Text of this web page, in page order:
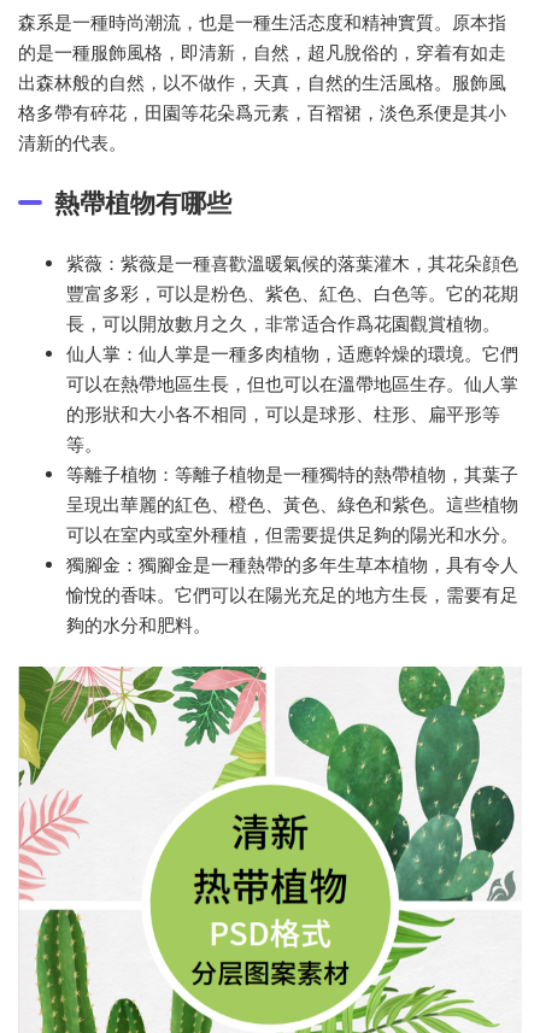
森系是一種時尚潮流，也是一種生活态度和精神實質。原本指
的是一種服飾風格，即清新，自然，超凡脫俗的，穿着有如走
出森林般的自然，以不做作，天真，自然的生活風格。服飾風
格多帶有碎花，田園等花朵爲元素，百褶裙，淡色系便是其小
清新的代表。
熱帶植物有哪些
紫薇：紫薇是一種喜歡溫暖氣候的落葉灌木，其花朵顔色
豐富多彩，可以是粉色、紫色、紅色、白色等。它的花期
長，可以開放數月之久，非常适合作爲花園觀賞植物。
仙人掌：仙人掌是一種多肉植物，适應幹燥的環境。它們
可以在熱帶地區生長，但也可以在溫帶地區生存。仙人掌
的形狀和大小各不相同，可以是球形、柱形、扁平形等
等。
等離子植物：等離子植物是一種獨特的熱帶植物，其葉子
呈現出華麗的紅色、橙色、黃色、綠色和紫色。這些植物
可以在室内或室外種植，但需要提供足夠的陽光和水分。
獨腳金：獨腳金是一種熱帶的多年生草本植物，具有令人
愉悅的香味。它們可以在陽光充足的地方生長，需要有足
夠的水分和肥料。